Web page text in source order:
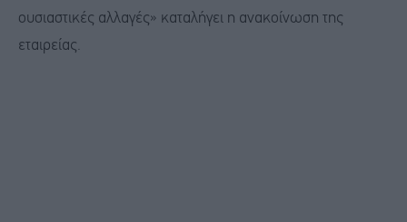
ουσιαστικές αλλαγές» καταλήγει η ανακοίνωση της
εταιρείας.